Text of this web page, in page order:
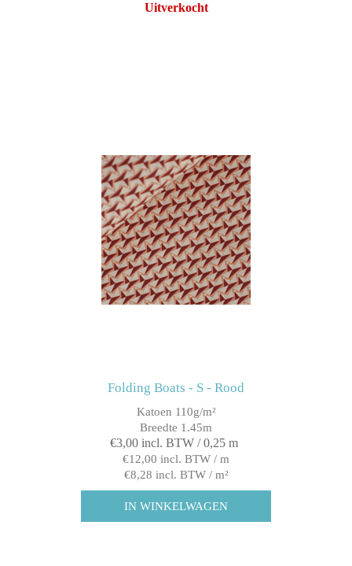
Uitverkocht
Folding Boats - S - Rood
Katoen 110g/m²
Breedte 1.45m
€3,00 incl. BTW / 0,25 m
€12,00 incl. BTW / m
€8,28 incl. BTW / m²